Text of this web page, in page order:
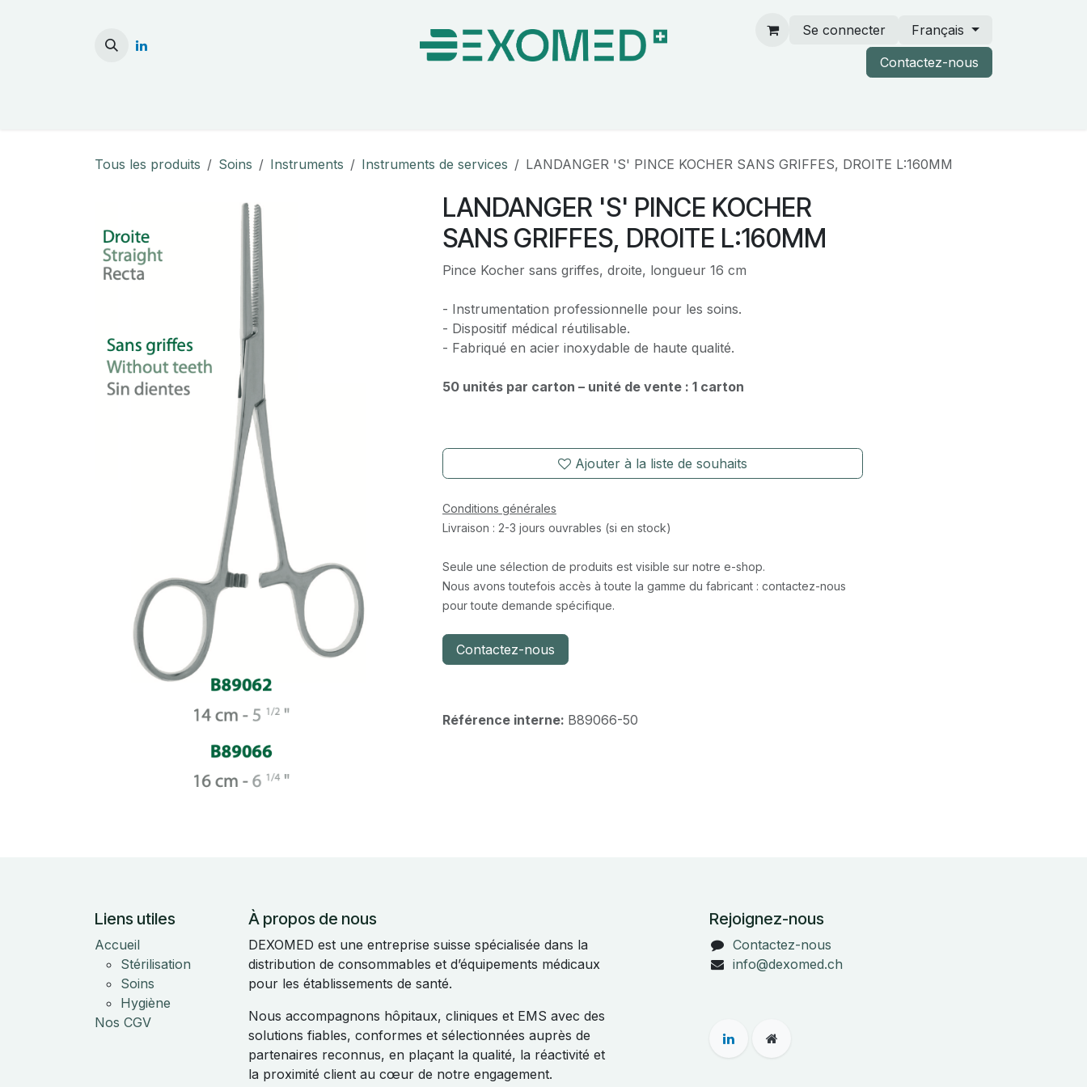
Se connecter
Français
Contactez-nous
Tous les produits Soins Instruments Instruments de services LANDANGER 'S' PINCE KOCHER SANS GRIFFES, DROITE L:160MM
LANDANGER 'S' PINCE KOCHER
SANS GRIFFES, DROITE L:160MM
Pince Kocher sans griffes, droite, longueur 16 cm
- Instrumentation professionnelle pour les soins.
- Dispositif médical réutilisable.
- Fabriqué en acier inoxydable de haute qualité.
50 unités par carton – unité de vente : 1 carton
Ajouter à la liste de souhaits
Conditions générales
Livraison : 2-3 jours ouvrables (si en stock)
Seule une sélection de produits est visible sur notre e-shop.
Nous avons toutefois accès à toute la gamme du fabricant : contactez-nous
pour toute demande spécifique.
Contactez-nous
Référence interne: B89066-50
Liens utiles
Accueil
Stérilisation
Soins
Hygiène
Nos CGV
À propos de nous
DEXOMED est une entreprise suisse spécialisée dans la
distribution de consommables et d’équipements médicaux
pour les établissements de santé.
Nous accompagnons hôpitaux, cliniques et EMS avec des
solutions fiables, conformes et sélectionnées auprès de
partenaires reconnus, en plaçant la qualité, la réactivité et
la proximité client au cœur de notre engagement.
Rejoignez-nous
Contactez-nous
info@dexomed.ch